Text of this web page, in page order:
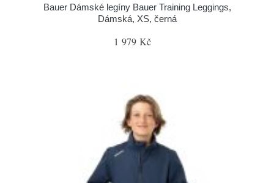
Bauer Dámské legíny Bauer Training Leggings,
Dámská, XS, černá
1 979 Kč